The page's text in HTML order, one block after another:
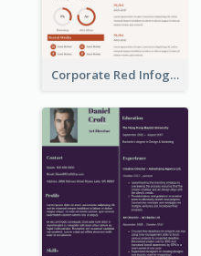
Corporate Red Infographic Resume